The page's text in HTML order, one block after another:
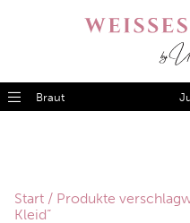
Braut
Start / Produkte
Kleid“